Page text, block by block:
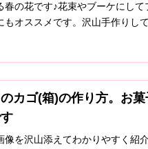
春の花です♪花束やブーケにし
オススメです。沢山手作りし
カゴ(箱)の作り方。お
を沢山添えてわかりやすく紹